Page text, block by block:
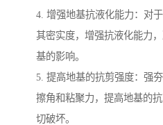
4. 增强地基抗液化能力：对
其密实度，增强抗液化能力
基的影响。
5. 提高地基的抗剪强度：强
擦角和粘聚力，提高地基的
切破坏。